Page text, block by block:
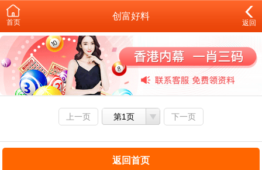
首页
创富好料
返回
上一页 第1页 下一页
返回首页